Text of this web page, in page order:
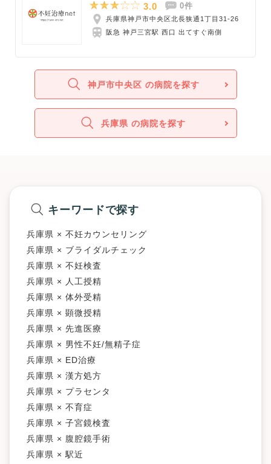
3.0 0件
兵庫県神戸市中央区北長狭通1丁目31-26
阪急 神戸三宮駅 西口 出てすぐ南側
神戸市中央区 の病院を探す
兵庫県 の病院を探す
キーワードで探す
兵庫県 × 不妊カウンセリング
兵庫県 × ブライダルチェック
兵庫県 × 不妊検査
兵庫県 × 人工授精
兵庫県 × 体外受精
兵庫県 × 顕微授精
兵庫県 × 先進医療
兵庫県 × 男性不妊/無精子症
兵庫県 × ED治療
兵庫県 × 漢方処方
兵庫県 × プラセンタ
兵庫県 × 不育症
兵庫県 × 子宮鏡検査
兵庫県 × 腹腔鏡手術
兵庫県 × 駅近